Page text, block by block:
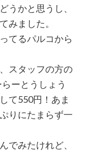
うかと思うし、
みました。
てるパルコから
スタッフの方の
ーとうしょう
て550円！あま
りにたまらず一
でみたけれど、